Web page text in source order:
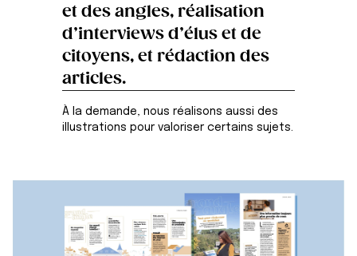
et des angles, réalisation
d’interviews d’élus et de
citoyens, et rédaction des
articles.
À la demande, nous réalisons aussi des
illustrations pour valoriser certains sujets.